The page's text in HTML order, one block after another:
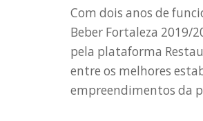
Com dois anos de
Beber Fortaleza 2019/
pela plataforma
entre os melhores
empreendimentos da